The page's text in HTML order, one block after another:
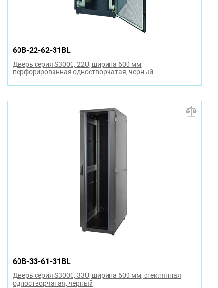
60B-22-62-31BL
Дверь серия S3000, 22U, ширина 600 мм,
перфорированная одностворчатая, черный
60B-33-61-31BL
Дверь серия S3000, 33U, ширина 600 мм, стеклянная
одностворчатая, черный